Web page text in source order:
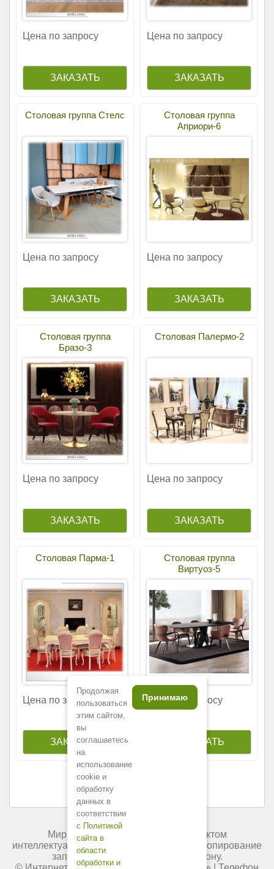
Цена по запросу Цена по запросу
Столовая группа Стелс
Цена по запросу
Столовая группа
Априори-6
Цена по запросу
Столовая группа
Бразо-3
Цена по запросу
Столовая Палермо-2
Цена по запросу
Столовая Парма-1
Цена по запросу
Столовая группа
Виртуоз-5
Цена по запросу
Мир мебели России является объектом
интеллектуальной собственности. Любое копирование
запрещено и преследуется по закону.
Продолжая
пользоваться
этим сайтом,
вы
соглашаетесь
на
использование
cookie и
обработку
данных в
соответствии
с Политикой
сайта в
области
обработки и
Принимаю